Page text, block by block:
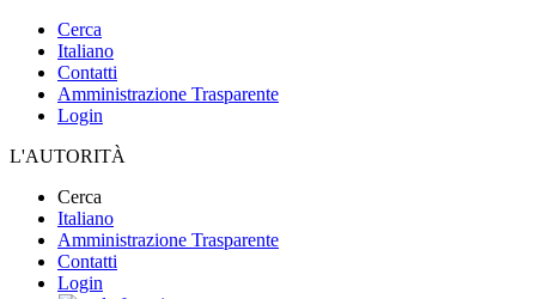
Cerca
Italiano
Contatti
Amministrazione Trasparente
Login
L'AUTORITÀ
Cerca
Italiano
Amministrazione Trasparente
Contatti
Login